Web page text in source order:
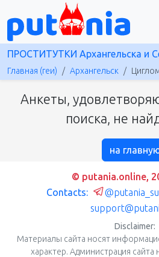
ПРОСТИТУТКИ Архангельска и
Главная (геи) Архангельск
Анкеты,
поиска, не
на
© putania.online,
Contacts:
Disclaimer:
Материалы сайта носят
характер. Администрация сайта